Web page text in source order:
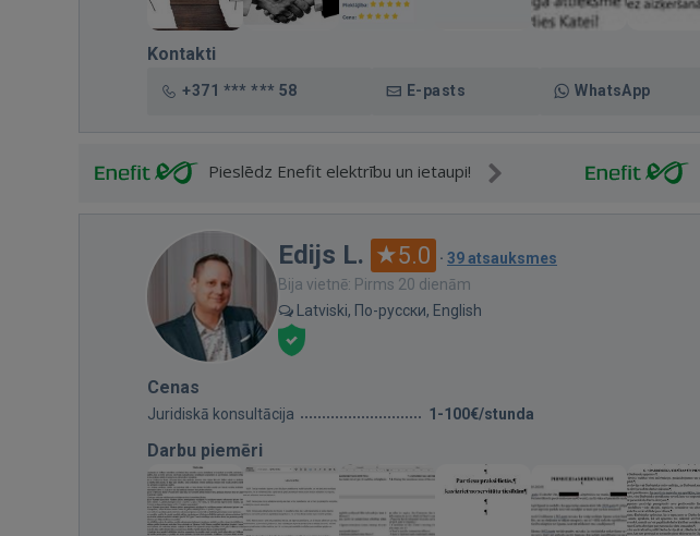
Kontakti
+371 *** *** 58 E-pasts WhatsApp
Pieslēdz Enefit elektrību un ietaupi!
Edijs L. 5.0 · 39 atsauksmes
Bija vietnē: Pirms 20 dienām
Latviski, По-русски, English
Cenas
Juridiskā konsultācija 1-100€/stunda
Darbu piemēri